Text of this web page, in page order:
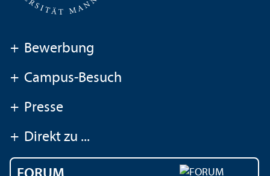
+ Bewerbung
+ Campus-Besuch
+ Presse
+ Direkt zu ...